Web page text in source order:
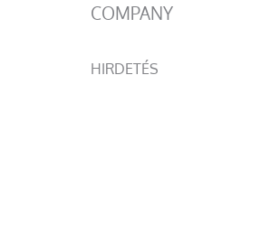
COMPANY
HIRDETÉS